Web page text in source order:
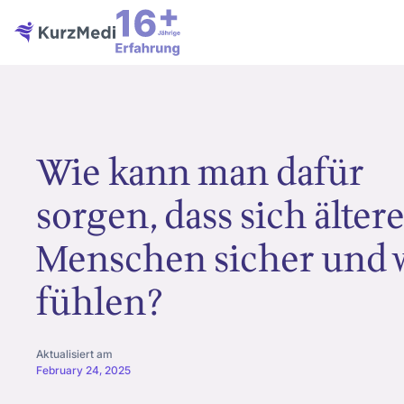
Wie kann man dafür
sorgen, dass sich ältere
Menschen sicher und
fühlen?
Aktualisiert am
February 24, 2025